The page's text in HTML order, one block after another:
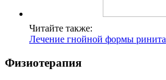
Читайте также:
Лечение гнойной формы ринита
Физиотерапия